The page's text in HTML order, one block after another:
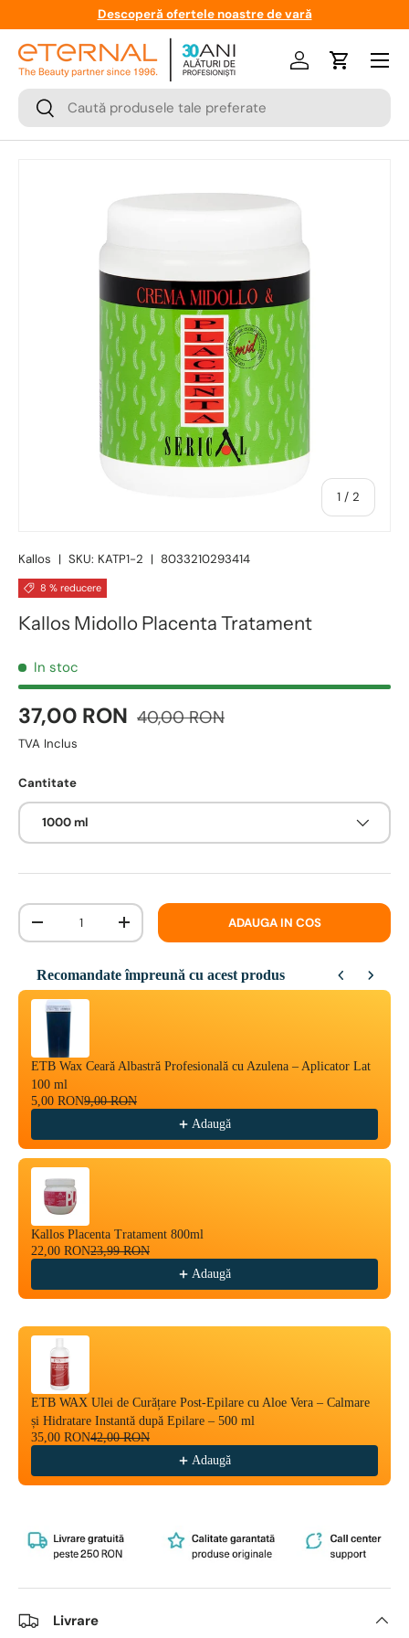
Descoperă ofertele noastre de vară
Cauta
Cauta
LogareCos
Meniu
1 / 2
Kallos | SKU: KATP1-2 | 8033210293414
8 % reducere
Kallos Midollo Placenta Tratament
In stoc
37,00 RON 40,00 RON
TVA Inclus
Cantitate
1000 ml
Cantitate
-
+ ADAUGA IN COS
Recomandate împreună cu acest produs
Use the Previous and Next buttons to navigate through product
ETB Wax Ceară Albastră Profesională cu Azulena – Aplicator Lat
100 ml
5,00 RON9,00 RON
Adaugă
Kallos Placenta Tratament 800ml
22,00 RON23,99 RON
Adaugă
ETB WAX Ulei de Curățare Post-Epilare cu Aloe Vera – Calmare
și Hidratare Instantă după Epilare – 500 ml
35,00 RON42,00 RON
Adaugă
Livrare